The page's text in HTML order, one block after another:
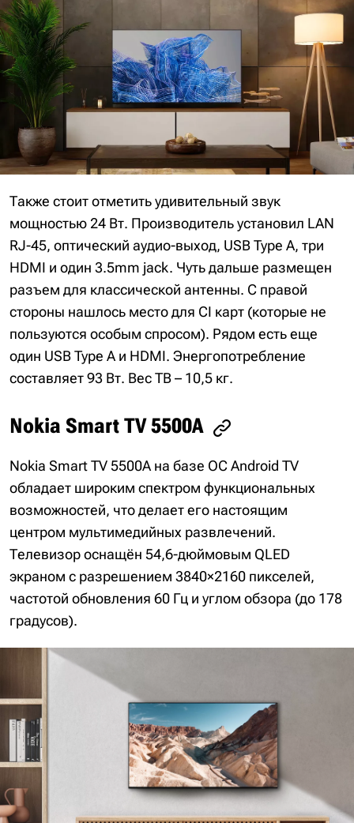
Также стоит отметить удивительный звук
мощностью 24 Вт. Производитель установил LAN
RJ-45, оптический аудио-выход, USB Type A, три
HDMI и один 3.5mm jack. Чуть дальше размещен
разъем для классической антенны. С правой
стороны нашлось место для CI карт (которые не
пользуются особым спросом). Рядом есть еще
один USB Type A и HDMI. Энергопотребление
составляет 93 Вт. Вес ТВ – 10,5 кг.
Nokia Smart TV 5500A
Nokia Smart TV 5500A на базе ОС Android TV
обладает широким спектром функциональных
возможностей, что делает его настоящим
центром мультимедийных развлечений.
Телевизор оснащён 54,6-дюймовым QLED
экраном с разрешением 3840×2160 пикселей,
частотой обновления 60 Гц и углом обзора (до 178
градусов).